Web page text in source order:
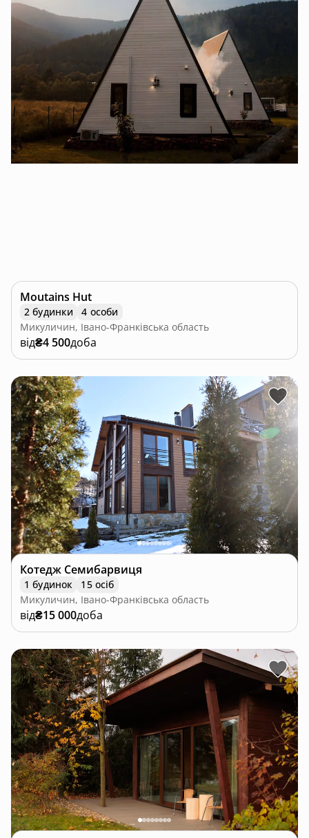
Moutains Hut
2 будинки
4 особи
Микуличин, Івано-Франківська область
від₴4 500доба
Котедж Семибарвиця
1 будинок
15 осіб
Микуличин, Івано-Франківська область
від₴15 000доба